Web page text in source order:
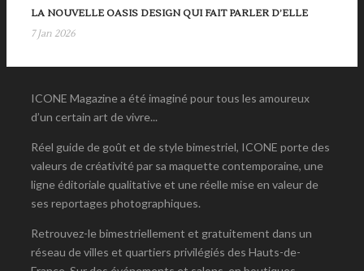
LA NOUVELLE OASIS DESIGN QUI FAIT PARLER D’ELLE
7 Jan 2026
ICONE Magazine a été imaginé pour tous les amoureux
d’un certain art de vivre...
Réel guide de goût et de style bimestriel, ICONE porte des
valeurs de créativité par sa maquette contemporaine, une
ligne éditoriale qualitative et une réelle mise en valeur de
ses reportages photographiques.
Retrouvez-le bimestriellement et gratuitement dans un
réseau de villes et quartiers privilégiés des Hauts-de-